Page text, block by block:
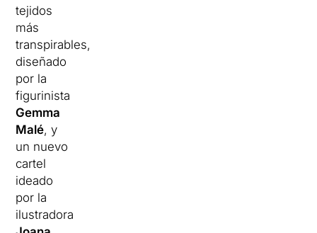
tejidos
más
transpirables,
diseñado
por la
figurinista
Gemma
Malé, y
un nuevo
cartel
ideado
por la
ilustradora